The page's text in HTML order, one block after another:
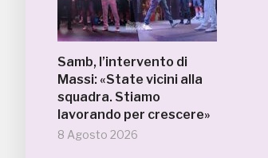
Samb, l’intervento di
Massi: «State vicini alla
squadra. Stiamo
lavorando per crescere»
8 Agosto 2026